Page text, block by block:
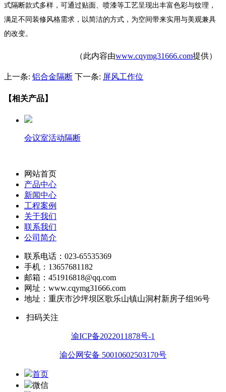
式隔断款式多样，可通过贴面、喷漆等工艺呈现出丰富色彩与纹理，
满足不同装修风格需求，以简洁的方式，为空间带来实用与美观兼具
的改变。
（此内容由www.cqymg31666.com提供）
上一条: 铝合金隔断 下一条: 屏风工作位
【相关产品】
会议室活动隔断
网站首页
产品中心
新闻中心
工程案例
关于我们
联系我们
公司简介
联系电话：023-65535369
手机：13657681182
邮箱：451916818@qq.com
网址：www.cqymg31666.com
地址：重庆市沙坪坝区歌乐山镇山洞村新房子组96号
扫码关注
渝ICP备2022011878号-1
渝公网安备 50010602503170号
首页
微信